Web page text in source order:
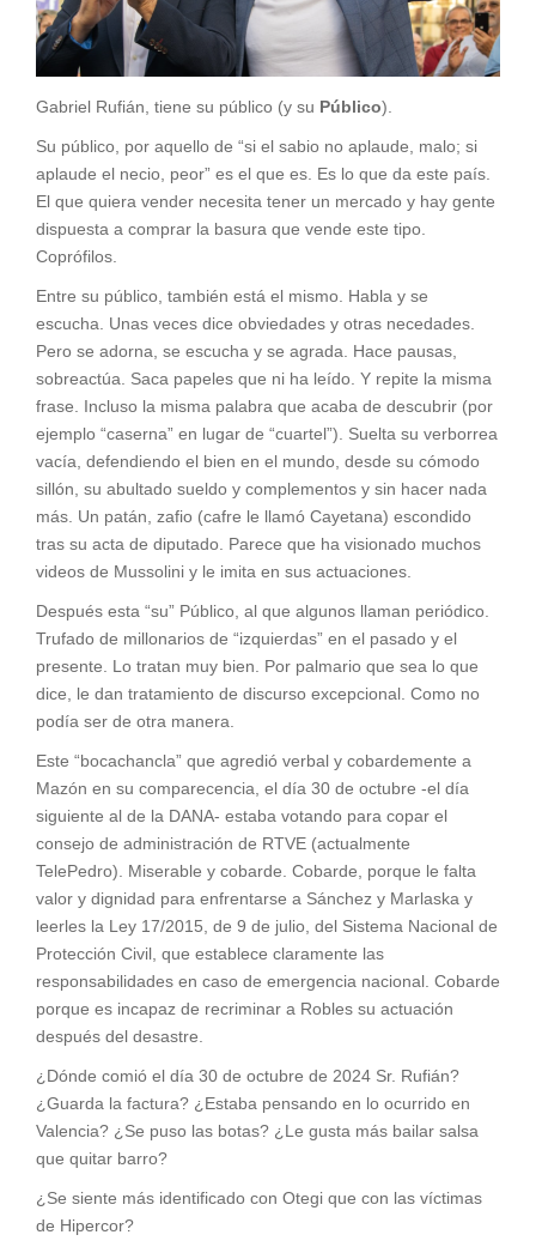
Gabriel Rufián, tiene su público (y su Público).
Su público, por aquello de “si el sabio no aplaude, malo; si
aplaude el necio, peor” es el que es. Es lo que da este país.
El que quiera vender necesita tener un mercado y hay gente
dispuesta a comprar la basura que vende este tipo.
Coprófilos.
Entre su público, también está el mismo. Habla y se
escucha. Unas veces dice obviedades y otras necedades.
Pero se adorna, se escucha y se agrada. Hace pausas,
sobreactúa. Saca papeles que ni ha leído. Y repite la misma
frase. Incluso la misma palabra que acaba de descubrir (por
ejemplo “caserna” en lugar de “cuartel”). Suelta su verborrea
vacía, defendiendo el bien en el mundo, desde su cómodo
sillón, su abultado sueldo y complementos y sin hacer nada
más. Un patán, zafio (cafre le llamó Cayetana) escondido
tras su acta de diputado. Parece que ha visionado muchos
videos de Mussolini y le imita en sus actuaciones.
Después esta “su” Público, al que algunos llaman periódico.
Trufado de millonarios de “izquierdas” en el pasado y el
presente. Lo tratan muy bien. Por palmario que sea lo que
dice, le dan tratamiento de discurso excepcional. Como no
podía ser de otra manera.
Este “bocachancla” que agredió verbal y cobardemente a
Mazón en su comparecencia, el día 30 de octubre -el día
siguiente al de la DANA- estaba votando para copar el
consejo de administración de RTVE (actualmente
TelePedro). Miserable y cobarde. Cobarde, porque le falta
valor y dignidad para enfrentarse a Sánchez y Marlaska y
leerles la Ley 17/2015, de 9 de julio, del Sistema Nacional de
Protección Civil, que establece claramente las
responsabilidades en caso de emergencia nacional. Cobarde
porque es incapaz de recriminar a Robles su actuación
después del desastre.
¿Dónde comió el día 30 de octubre de 2024 Sr. Rufián?
¿Guarda la factura? ¿Estaba pensando en lo ocurrido en
Valencia? ¿Se puso las botas? ¿Le gusta más bailar salsa
que quitar barro?
¿Se siente más identificado con Otegi que con las víctimas
de Hipercor?